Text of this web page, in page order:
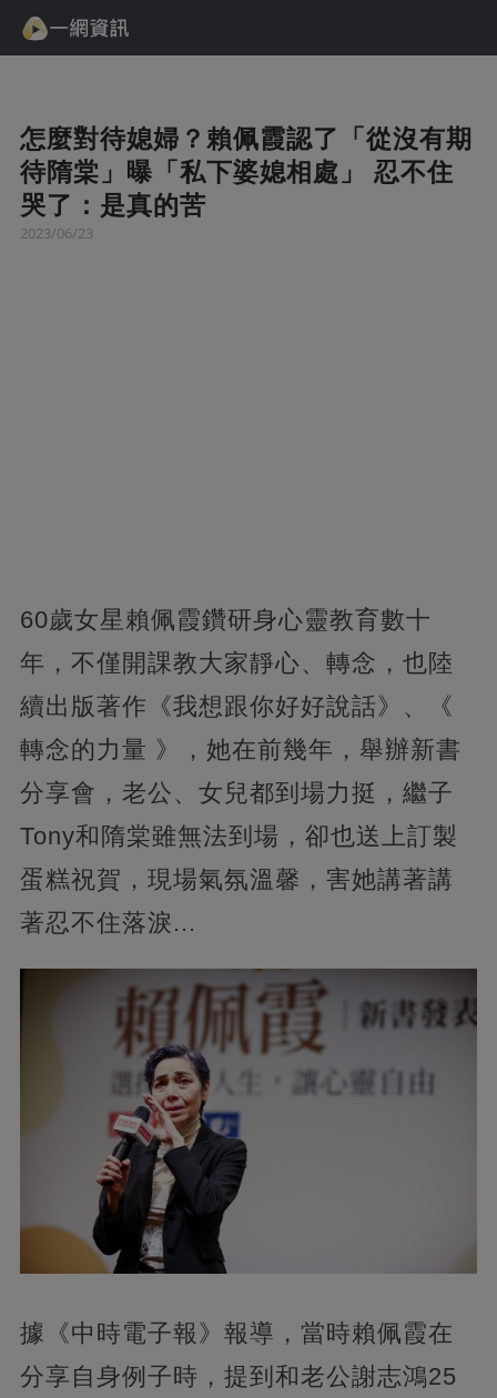
怎麼對待媳婦？賴佩霞認了「從沒有期
待隋棠」曝「私下婆媳相處」 忍不住
哭了：是真的苦
2023/06/23
60歲女星賴佩霞鑽研身心靈教育數十
年，不僅開課教大家靜心、轉念，也陸
續出版著作《我想跟你好好說話》、《
轉念的力量 》，她在前幾年，舉辦新書
分享會，老公、女兒都到場力挺，繼子
Tony和隋棠雖無法到場，卻也送上訂製
蛋糕祝賀，現場氣氛溫馨，害她講著講
著忍不住落淚...
據《中時電子報》報導，當時賴佩霞在
分享自身例子時，提到和老公謝志鴻25